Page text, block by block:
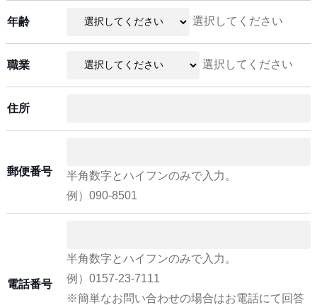
年齢 選択してください
職業 選択してください
住所
郵便番号
半角数字とハイフンのみで入力。
例）090-8501
電話番号
半角数字とハイフンのみで入力。
例）0157-23-7111
※簡単なお問い合わせの場合はお電話にて回答